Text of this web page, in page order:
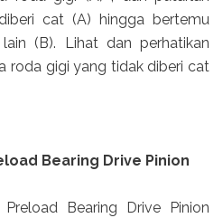
cat (A) hingga bertemu
(B). Lihat dan perhatikan
roda gigi yang tidak diberi cat
Bearing Drive Pinion
Bearing Drive Pinion